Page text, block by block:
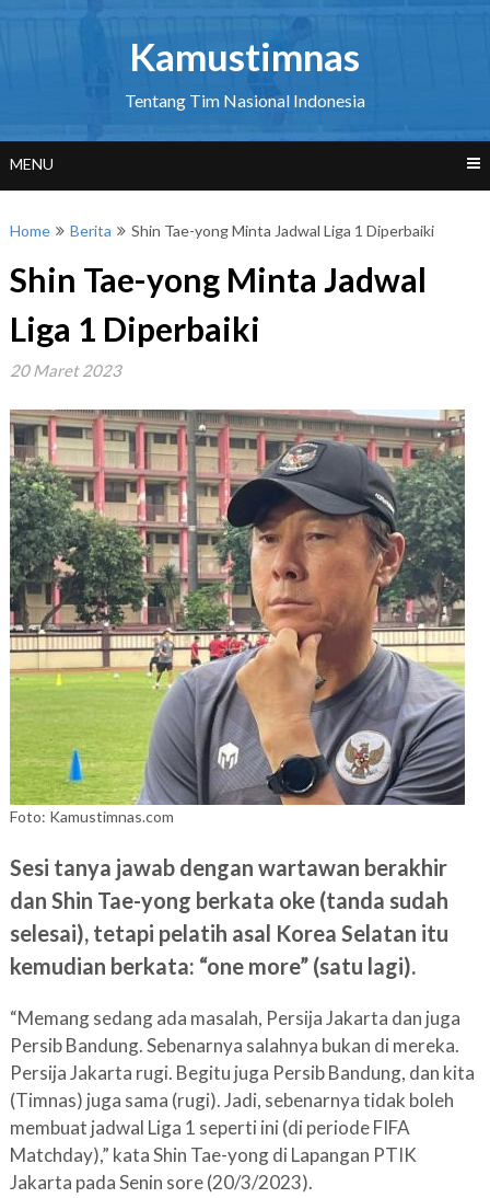
Kamustimnas
Tentang Tim Nasional Indonesia
MENU
Home Berita Shin Tae-yong Minta Jadwal Liga 1 Diperbaiki
Shin Tae-yong Minta Jadwal
Liga 1 Diperbaiki
20 Maret 2023
Foto: Kamustimnas.com
Sesi tanya jawab dengan wartawan berakhir
dan Shin Tae-yong berkata oke (tanda sudah
selesai), tetapi pelatih asal Korea Selatan itu
kemudian berkata: “one more” (satu lagi).
“Memang sedang ada masalah, Persija Jakarta dan juga
Persib Bandung. Sebenarnya salahnya bukan di mereka.
Persija Jakarta rugi. Begitu juga Persib Bandung, dan kita
(Timnas) juga sama (rugi). Jadi, sebenarnya tidak boleh
membuat jadwal Liga 1 seperti ini (di periode FIFA
Matchday),” kata Shin Tae-yong di Lapangan PTIK
Jakarta pada Senin sore (20/3/2023).